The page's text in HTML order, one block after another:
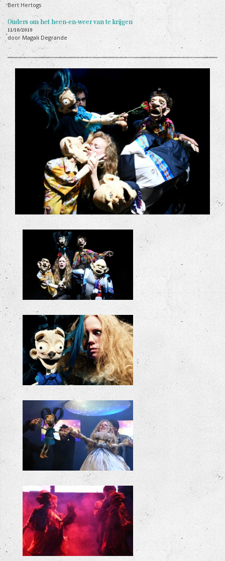
Bert Hertogs
Ouders om het heen-en-weer van te krijgen
11/10/2019
door Magali Degrande
+
KILLIE BILLIE repetities
+
KILLIE BILLIE REPETITIE
KILLIE BILLIE promofoto
KILLIE BILLIE REPETITIE
KILLIE BILLIE REPETITIE